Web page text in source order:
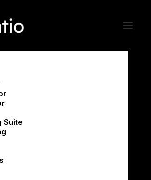
Suite
مؤسسات النفط
التشغيلية، وحسّن مستويات
التدريب بالواقع الافتراضي على